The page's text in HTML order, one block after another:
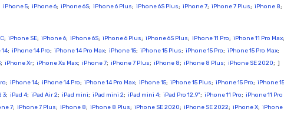
iPhone 5; iPhone 6; iPhone 6S; iPhone 6 Plus; iPhone 6S Plus; iPhone 7; iPhone 7 Plus; iPhone 8;
; iPhone SE; iPhone 6; iPhone 6S; iPhone 6 Plus; iPhone 6S Plus; iPhone 11 Pro; iPhone 11 Pro Max
; iPhone 14 Pro; iPhone 14 Pro Max; iPhone 15; iPhone 15 Plus; iPhone 15 Pro; iPhone 15 Pro Max;
; iPhone Xr; iPhone Xs Max; iPhone 7; iPhone 7 Plus; iPhone 8; iPhone 8 Plus; iPhone SE 2020; ]
; iPhone 14; iPhone 14 Pro; iPhone 14 Pro Max; iPhone 15; iPhone 15 Plus; iPhone 15 Pro; iPhone 15
3; iPad 4; iPad Air 2; iPad mini; iPad mini 2; iPad mini 4; iPad Pro 12.9"; iPhone 11 Pro; iPhone 11 Pro
7; iPhone 7 Plus; iPhone 8; iPhone 8 Plus; iPhone SE 2020; iPhone SE 2022; iPhone X; iPhone